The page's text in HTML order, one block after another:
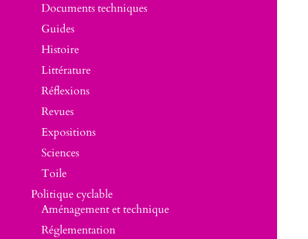
Documents techniques
Guides
Histoire
Littérature
Réflexions
Revues
Expositions
Sciences
Toile
Politique cyclable
Aménagement et technique
Réglementation